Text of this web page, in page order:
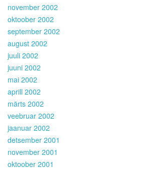
november 2002
oktoober 2002
september 2002
august 2002
juuli 2002
juuni 2002
mai 2002
aprill 2002
märts 2002
veebruar 2002
jaanuar 2002
detsember 2001
november 2001
oktoober 2001